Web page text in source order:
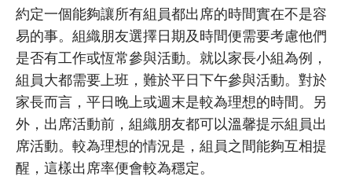
約定一個能夠讓所有組員都出席的時間實在不是容
易的事。組織朋友選擇日期及時間便需要考慮他們
是否有工作或恆常參與活動。就以家長小組為例，
組員大都需要上班，難於平日下午參與活動。對於
家長而言，平日晚上或週末是較為理想的時間。另
外，出席活動前，組織朋友都可以溫馨提示組員出
席活動。較為理想的情況是，組員之間能夠互相提
醒，這樣出席率便會較為穩定。
6.1 團隊建立系列︰ (1)運用DISC…
6.2 團隊建立系列︰ (2)不同DISC…
6.3 欣賞和雙贏的組織領袖思維
6.4 如何從個人效率到團隊效率︰…
6.5 介紹AAR作為活動後檢討工具